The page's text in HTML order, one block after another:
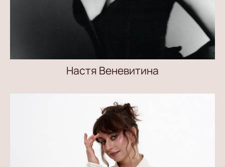
Настя Веневитина